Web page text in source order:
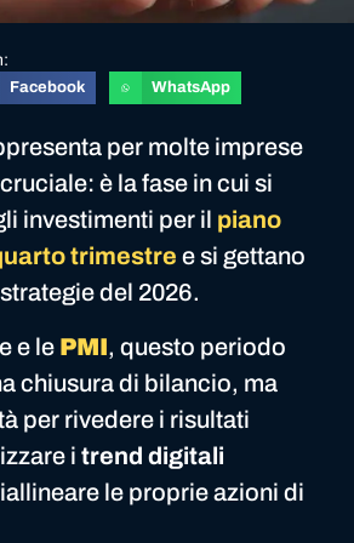
Facebook WhatsApp
per molte imprese
è la fase in cui si
investimenti per il piano
trimestre e si gettano
del 2026.
e le PMI, questo periodo
chiusura di bilancio, ma
per rivedere i risultati
i trend digitali
le proprie azioni di